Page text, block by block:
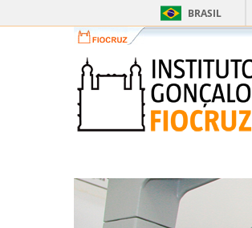
BRASIL